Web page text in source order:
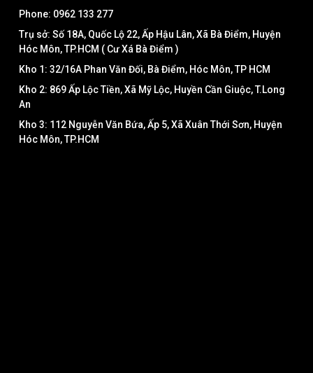
Phone: 0962 133 277
Trụ sở: Số 18A, Quốc Lộ 22, Ấp Hậu Lân, Xã Bà Điểm, Huyện
Hóc Môn, TP.HCM ( Cư Xá Bà Điểm )
Kho 1: 32/16A Phan Văn Đối, Bà Điểm, Hóc Môn, TP HCM
Kho 2: 869 Ấp Lộc Tiền, Xã Mỹ Lộc, Huyền Cần Giuộc, T.Long
An
Kho 3: 112 Nguyễn Văn Bứa, Ấp 5, Xã Xuân Thới Sơn, Huyện
Hóc Môn, TP.HCM